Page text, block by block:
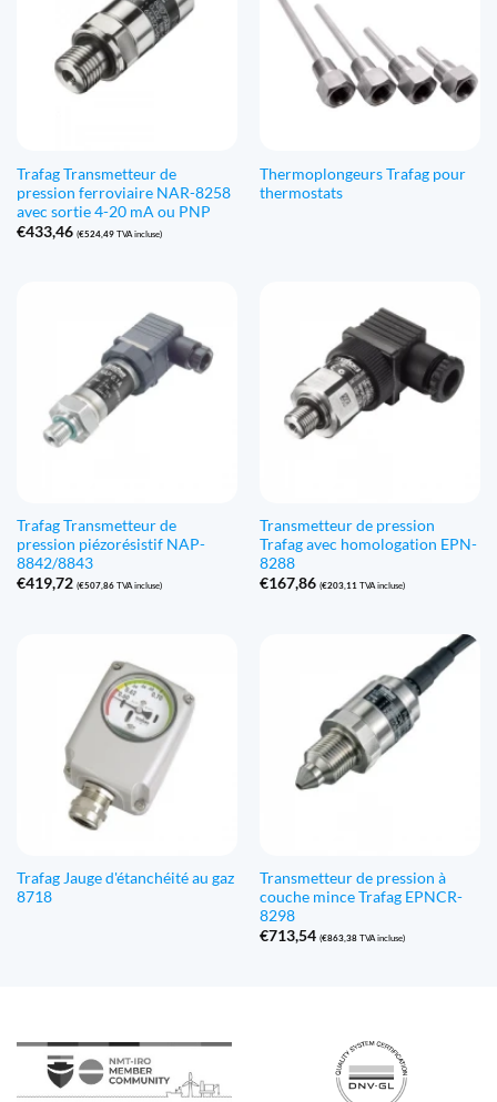
Trafag Transmetteur de
pression ferroviaire NAR-8258
avec sortie 4-20 mA ou PNP
€433,46 (€524,49TVA incluse)
Thermoplongeurs Trafag pour
thermostats
Trafag Transmetteur de
pression piézorésistif NAP-
8842/8843
€419,72 (€507,86TVA incluse)
Transmetteur de pression
Trafag avec homologation EPN-
8288
€167,86 (€203,11TVA incluse)
Trafag Jauge d'étanchéité au gaz
8718
Transmetteur de pression à
couche mince Trafag EPNCR-
8298
€713,54 (€863,38TVA incluse)